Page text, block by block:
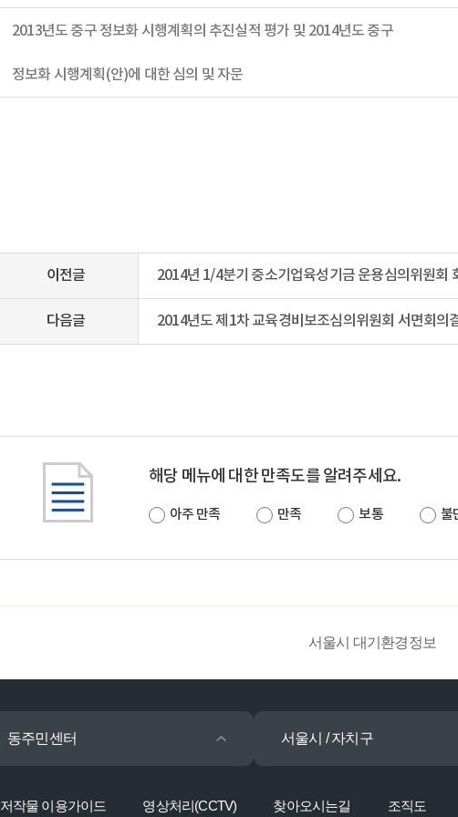
2013년도 중구 정보화 시행계획의 추진실적 평가 및 2014년도 중구
정보화 시행계획(안)에 대한 심의 및 자문
이전글 2014년 1/4분기 중소기업육성기금 운용심의위원회
다음글 2014년도 제1차 교육경비보조심의위원회 서면회의
해당 메뉴에 대한 만족도를 알려주세요.
아주 만족 만족 보통 불
서울시 대기환경정보
동주민센터 서울시 / 자치구
저작물 이용가이드 영상처리(CCTV) 찾아오시는길 조직도